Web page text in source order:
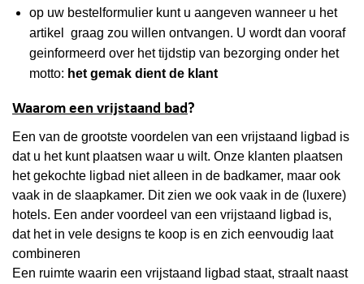
op uw bestelformulier kunt u aangeven wanneer u het
artikel graag zou willen ontvangen. U wordt dan vooraf
geinformeerd over het tijdstip van bezorging onder het
motto: het gemak dient de klant
Waarom een vrijstaand bad?
Een van de grootste voordelen van een vrijstaand ligbad is
dat u het kunt plaatsen waar u wilt. Onze klanten plaatsen
het gekochte ligbad niet alleen in de badkamer, maar ook
vaak in de slaapkamer. Dit zien we ook vaak in de (luxere)
hotels. Een ander voordeel van een vrijstaand ligbad is,
dat het in vele designs te koop is en zich eenvoudig laat
combineren
Een ruimte waarin een vrijstaand ligbad staat, straalt naast